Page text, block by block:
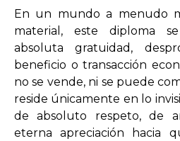
En un mundo a menudo
material, este diploma
absoluta gratuidad,
beneficio o transacción
no se vende, ni se puede
reside únicamente en lo
de absoluto respeto, de
eterna apreciación hacia